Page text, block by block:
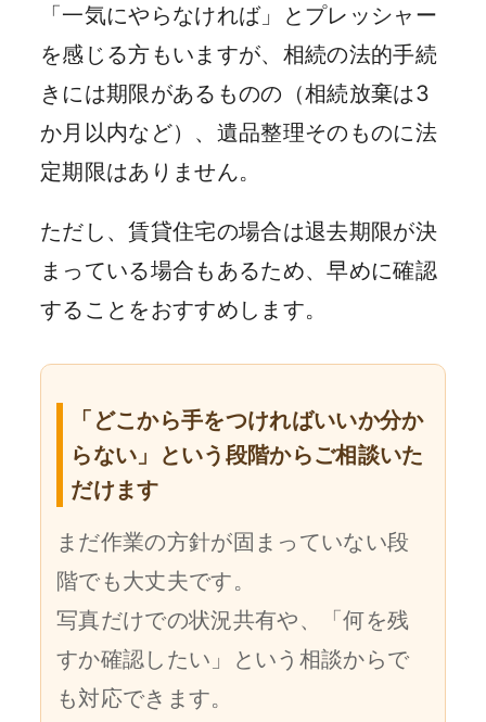
「一気にやらなければ」とプレッシャー
を感じる方もいますが、相続の法的手続
きには期限があるものの（相続放棄は3
か月以内など）、遺品整理そのものに法
定期限はありません。
ただし、賃貸住宅の場合は退去期限が決
まっている場合もあるため、早めに確認
することをおすすめします。
「どこから手をつければいいか分か
らない」という段階からご相談いた
だけます
まだ作業の方針が固まっていない段
階でも大丈夫です。
写真だけでの状況共有や、「何を残
すか確認したい」という相談からで
も対応できます。